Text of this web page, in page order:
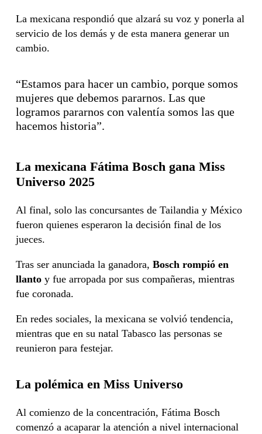
La mexicana respondió que alzará su voz y ponerla al
servicio de los demás y de esta manera generar un
cambio.
“Estamos para hacer un cambio, porque somos
mujeres que debemos pararnos. Las que
logramos pararnos con valentía somos las que
hacemos historia”.
La mexicana Fátima Bosch gana Miss
Universo 2025
Al final, solo las concursantes de Tailandia y México
fueron quienes esperaron la decisión final de los
jueces.
Tras ser anunciada la ganadora, Bosch rompió en
llanto y fue arropada por sus compañeras, mientras
fue coronada.
En redes sociales, la mexicana se volvió tendencia,
mientras que en su natal Tabasco las personas se
reunieron para festejar.
La polémica en Miss Universo
Al comienzo de la concentración, Fátima Bosch
comenzó a acaparar la atención a nivel internacional